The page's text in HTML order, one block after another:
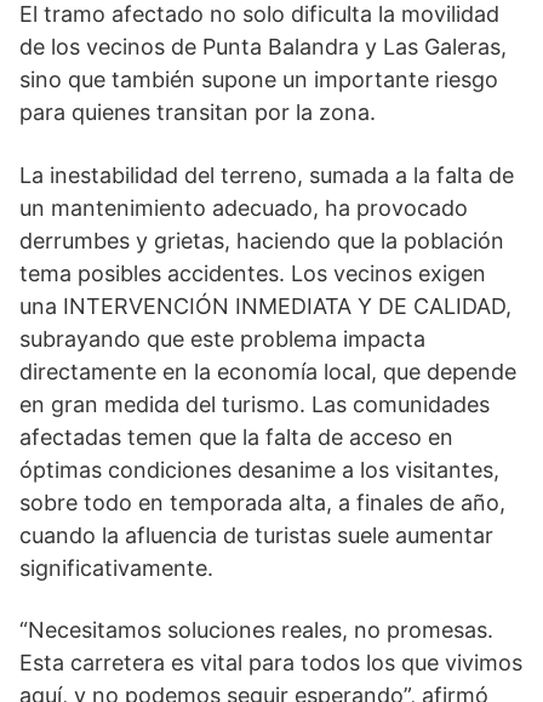
El tramo afectado no solo dificulta la movilidad
de los vecinos de Punta Balandra y Las Galeras,
sino que también supone un importante riesgo
para quienes transitan por la zona.
La inestabilidad del terreno, sumada a la falta de
un mantenimiento adecuado, ha provocado
derrumbes y grietas, haciendo que la población
tema posibles accidentes. Los vecinos exigen
una INTERVENCIÓN INMEDIATA Y DE CALIDAD,
subrayando que este problema impacta
directamente en la economía local, que depende
en gran medida del turismo. Las comunidades
afectadas temen que la falta de acceso en
óptimas condiciones desanime a los visitantes,
sobre todo en temporada alta, a finales de año,
cuando la afluencia de turistas suele aumentar
significativamente.
“Necesitamos soluciones reales, no promesas.
Esta carretera es vital para todos los que vivimos
aquí, y no podemos seguir esperando”, afirmó